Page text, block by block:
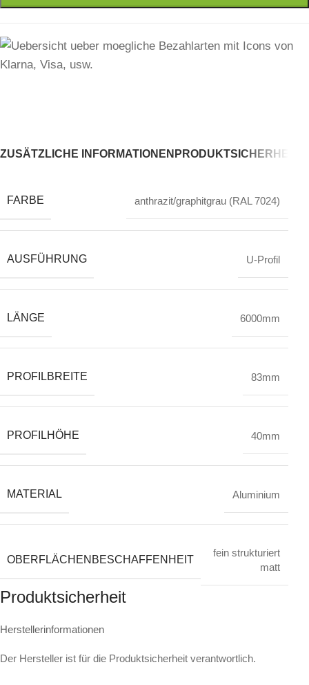
ZUSÄTZLICHE INFORMATIONEN PRODUKTSICHERHEIT
FARBE anthrazit/graphitgrau (RAL 7024)
AUSFÜHRUNG U-Profil
LÄNGE 6000mm
PROFILBREITE 83mm
PROFILHÖHE 40mm
MATERIAL Aluminium
OBERFLÄCHENBESCHAFFENHEIT
fein strukturiert
matt
Produktsicherheit
Herstellerinformationen
Der Hersteller ist für die Produktsicherheit verantwortlich.